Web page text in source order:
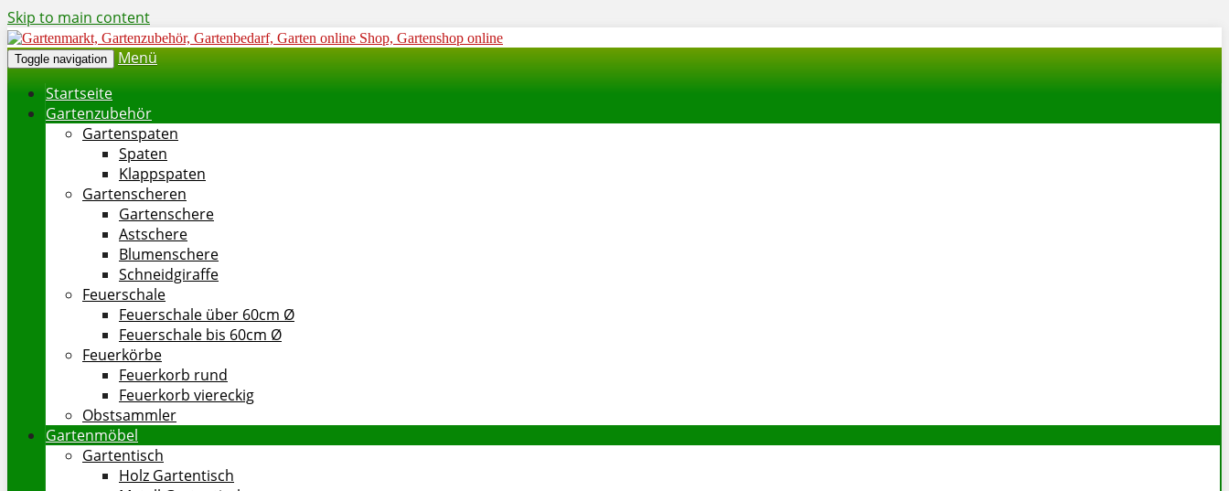
Skip to main content
Toggle navigation
Menü
Startseite
Gartenzubehör
Gartenspaten
Spaten
Klappspaten
Gartenscheren
Gartenschere
Astschere
Blumenschere
Schneidgiraffe
Feuerschale
Feuerschale über 60cm Ø
Feuerschale bis 60cm Ø
Feuerkörbe
Feuerkorb rund
Feuerkorb viereckig
Obstsammler
Gartenmöbel
Gartentisch
Holz Gartentisch